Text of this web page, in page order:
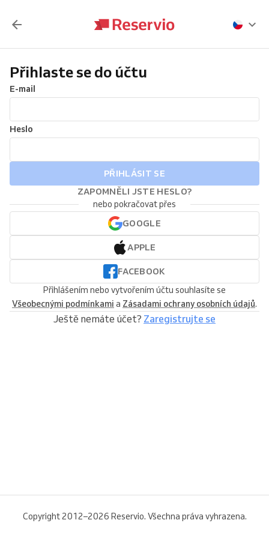
Přihlaste se do účtu
E-mail
Heslo
PŘIHLÁSIT SE
ZAPOMNĚLI JSTE HESLO?
nebo pokračovat přes
GOOGLE
APPLE
FACEBOOK
Přihlášením nebo vytvořením účtu souhlasíte se
Všeobecnými podmínkami a Zásadami ochrany osobních údajů.
Ještě nemáte účet? Zaregistrujte se
Copyright 2012–2026 Reservio. Všechna práva vyhrazena.